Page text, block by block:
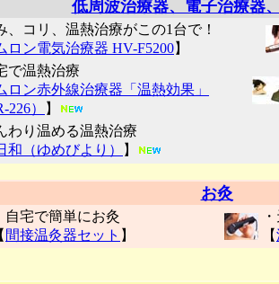
低周波治療器、電子治療器
、コリ、温熱治療がこの1台で！
ロン電気治療器 HV-F5200】
で温熱治療
ロン赤外線治療器「温熱効果」
226）
】
わり温める温熱治療
和（ゆめびより） 】
お灸
自宅で簡単にお灸
間接温灸器セット 】
【